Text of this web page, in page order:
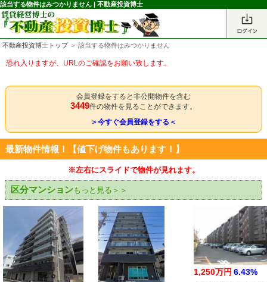
該当する物件はみつかりません | 不動産投資博士
不動産投資博士トップ＞ 該当する物件はみつかりません
恐れ入りますが、URLのご確認をお願い致します。
会員登録をすると非公開物件を含む
3449件の物件を見ることができます。
＞今すぐ会員登録をする＜
最新物件情報！【値下げ物件もあります！】
※左右にスライドで物件が見れます。
区分マンションもっと見る＞＞
1,250万円 6.43%